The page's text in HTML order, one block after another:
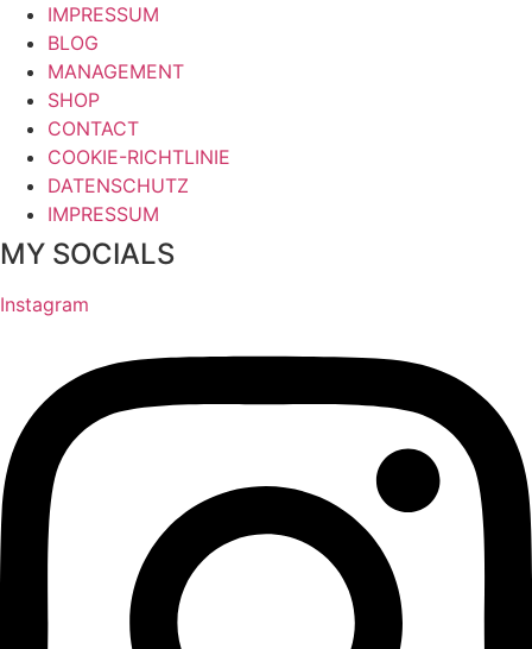
IMPRESSUM
BLOG
MANAGEMENT
SHOP
CONTACT
COOKIE-RICHTLINIE
DATENSCHUTZ
IMPRESSUM
MY SOCIALS
Instagram